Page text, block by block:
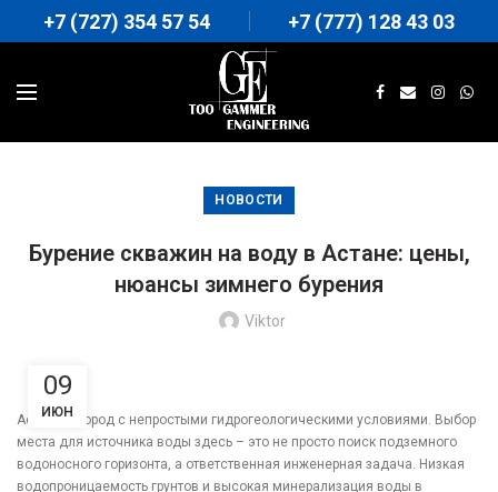
+7 (727) 354 57 54 +7 (777) 128 43 03
НОВОСТИ
Бурение скважин на воду в Астане: цены,
нюансы зимнего бурения
Viktor
09
ИЮН
Астана – город с непростыми гидрогеологическими условиями. Выбор
места для источника воды здесь – это не просто поиск подземного
водоносного горизонта, а ответственная инженерная задача. Низкая
водопроницаемость грунтов и высокая минерализация воды в